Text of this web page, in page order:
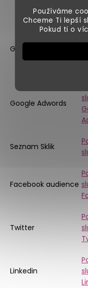
Používáme
Chceme Ti lepší
Pokud ti o
Google Optimize
Google Adwords
Seznam Sklik
Facebook audience
Twitter
Linkedin